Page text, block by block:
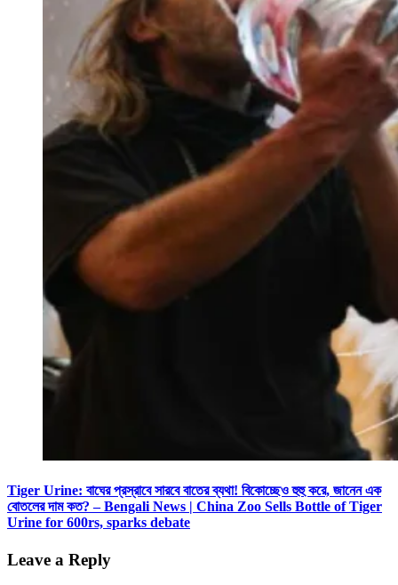
Tiger Urine: বাঘের প্রস্রাবে সারবে বাতের ব্যথা! বিকোচ্ছেও হুহু করে, জানেন এক
বোতলের দাম কত? – Bengali News | China Zoo Sells Bottle of Tiger
Urine for 600rs, sparks debate
Leave a Reply